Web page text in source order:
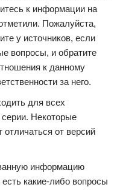
к информации на
Пожалуйста,
у источников, если
вопросы, и обратите
к данному
за него.
для всех
серии. Некоторые
отличаться от версий
информацию
какие-либо вопросы